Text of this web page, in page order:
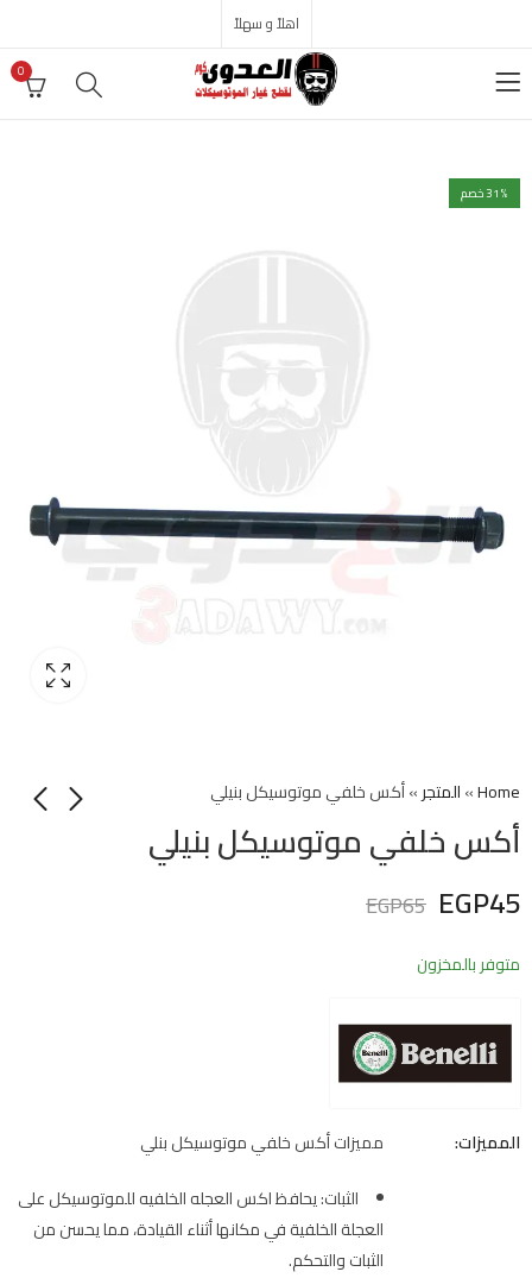
اهلاً و سهلاً
0
31% خصم
Home
»المتجر»أكس خلفي موتوسيكل بنيلي
أكس خلفي موتوسيكل بنيلي
EGP45
EGP65
متوفر بالمخزون
المميزات:
مميزات أكس خلفي موتوسيكل بنلي
الثبات: يحافظ اكس العجله الخلفيه للموتوسيكل على
العجلة الخلفية في مكانها أثناء القيادة، مما يحسن من
الثبات والتحكم.